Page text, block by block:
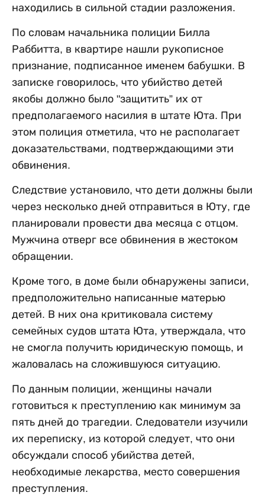
находились в сильной стадии разложения.
По словам начальника полиции Билла
Раббитта, в квартире нашли рукописное
признание, подписанное именем бабушки. В
записке говорилось, что убийство детей
якобы должно было "защитить” их от
предполагаемого насилия в штате Юта. При
этом полиция отметила, что не располагает
доказательствами, подтверждающими эти
обвинения.
Следствие установило, что дети должны были
через несколько дней отправиться в Юту, где
планировали провести два месяца с отцом.
Мужчина отверг все обвинения в жестоком
обращении.
Кроме того, в доме были обнаружены записи,
предположительно написанные матерью
детей. В них она критиковала систему
семейных судов штата Юта, утверждала, что
не смогла получить юридическую помощь, и
жаловалась на сложившуюся ситуацию.
По данным полиции, женщины начали
готовиться к преступлению как минимум за
пять дней до трагедии. Следователи изучили
их переписку, из которой следует, что они
обсуждали способ убийства детей,
необходимые лекарства, место совершения
преступления.